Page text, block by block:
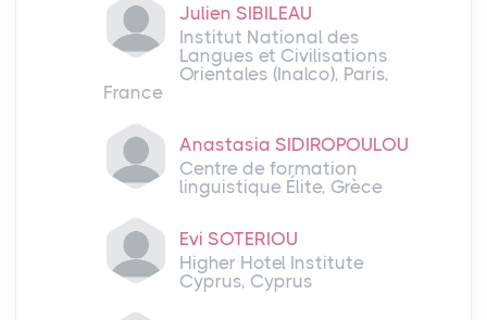
Julien SIBILEAU
Institut National des
Langues et Civilisations
Orientales (Inalco), Paris,
France
Anastasia SIDIROPOULOU
Centre de formation
linguistique Élite, Grèce
Evi SOTERIOU
Higher Hotel Institute
Cyprus, Cyprus